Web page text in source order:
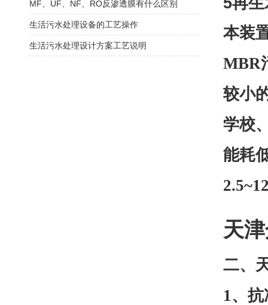
本装
MBR
较小
学校
能耗
天
二、
1、
MF、UF、NF、RO反渗透膜有什么区别
生活污水处理设备的工艺操作
生活污水处理设计方案工艺说明